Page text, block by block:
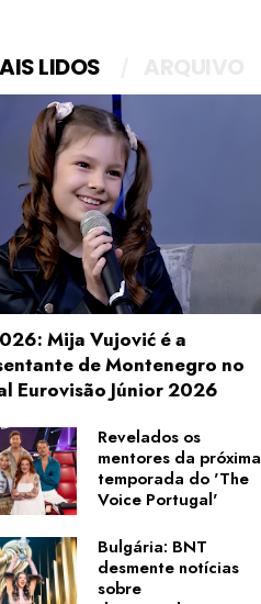
LIDOS
Mija Vujović é a
de Montenegro no
Eurovisão Júnior 2026
Revelados os
mentores da próxima
temporada do 'The
Voice Portugal'
Bulgária: BNT
desmente notícias
sobre